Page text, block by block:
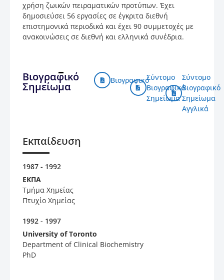
χρήση ζωικών πειραματικών προτύπων. Έχει
δημοσιεύσει 56 εργασίες σε έγκριτα διεθνή
επιστημονικά περιοδικά και έχει 90 συμμετοχές με
ανακοινώσεις σε διεθνή και ελληνικά συνέδρια.
Βιογραφικό
Σημείωμα ΒιογραφικόΣύντομο
Βιογραφικό
Σημείωμα
Σύντομο
Βιογραφικό
Σημείωμα
Αγγλικά
Εκπαίδευση
1987 - 1992
ΕΚΠΑ
Τμήμα Χημείας
Πτυχίο Χημείας
1992 - 1997
University of Toronto
Department of Clinical Biochemistry
PhD